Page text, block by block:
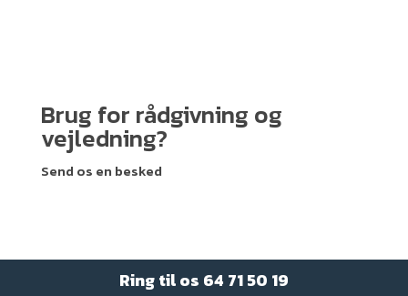
Brug for rådgivning og
vejledning?
Send os en besked
Ring til os 64 71 50 19